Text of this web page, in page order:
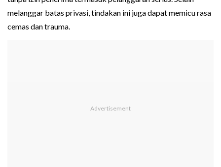
melanggar batas privasi, tindakan ini juga dapat memicu rasa
cemas dan trauma.